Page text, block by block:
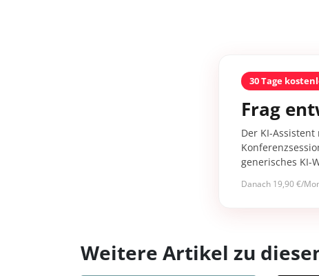
30 Tage
Frag
Der KI-
generisches KI-
Danach 19,90 €/
Weitere Artikel zu